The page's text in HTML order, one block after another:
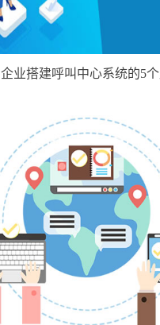
企业搭建呼叫中心系统的5个